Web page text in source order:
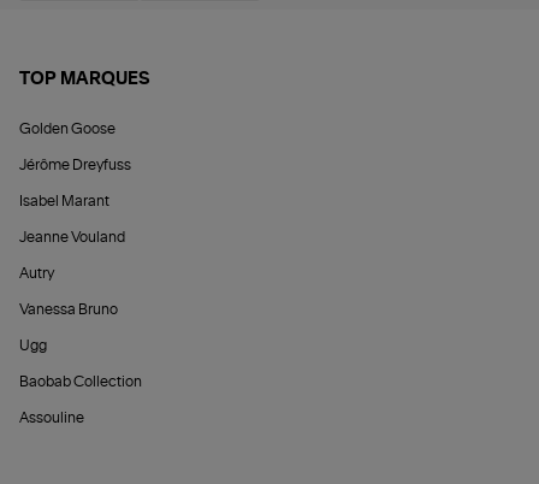
TOP MARQUES
Golden Goose
Jérôme Dreyfuss
Isabel Marant
Jeanne Vouland
Autry
Vanessa Bruno
Ugg
Baobab Collection
Assouline